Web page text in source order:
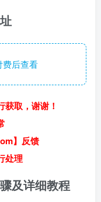
后查看
取，谢谢！
】反馈
处理
及详细教程